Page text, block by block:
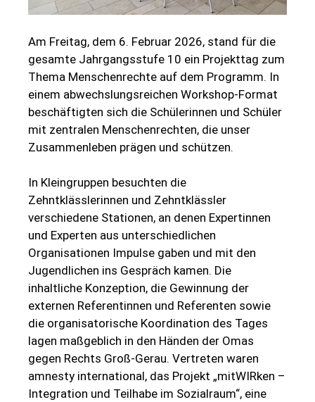
Am Freitag, dem 6. Februar 2026, stand für die
gesamte Jahrgangsstufe 10 ein Projekttag zum
Thema Menschenrechte auf dem Programm. In
einem abwechslungsreichen Workshop-Format
beschäftigten sich die Schülerinnen und Schüler
mit zentralen Menschenrechten, die unser
Zusammenleben prägen und schützen.
In Kleingruppen besuchten die
Zehntklässlerinnen und Zehntklässler
verschiedene Stationen, an denen Expertinnen
und Experten aus unterschiedlichen
Organisationen Impulse gaben und mit den
Jugendlichen ins Gespräch kamen. Die
inhaltliche Konzeption, die Gewinnung der
externen Referentinnen und Referenten sowie
die organisatorische Koordination des Tages
lagen maßgeblich in den Händen der Omas
gegen Rechts Groß-Gerau. Vertreten waren
amnesty international, das Projekt „mitWIRken –
Integration und Teilhabe im Sozialraum“, eine